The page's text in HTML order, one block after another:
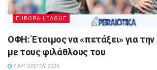
EUROPA LEAGUE
ΟΦΗ: Έτοιμος να «πετάξει» για
με τους φιλάθλους του
7 ΑΥΓΟΎΣΤΟΥ, 2026